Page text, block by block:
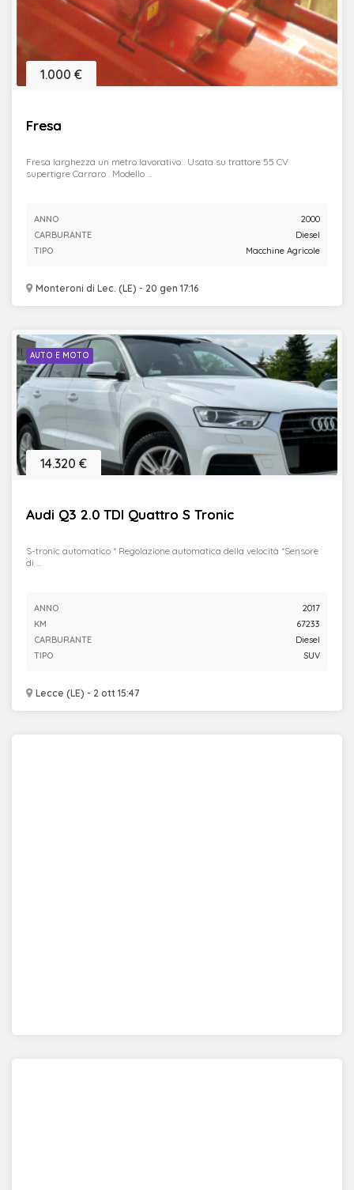
Fresa
Monteroni di Lec. (LE) - 20 gen 17:16
1.000 €
Fresa larghezza un metro lavorativo . Usata su trattore 55 CV
supertigre Carraro . Modello ...
ANNO
2000
CARBURANTE
Diesel
TIPO
Macchine Agricole
AUTO E MOTO
Audi Q3 2.0 TDI Quattro S Tronic
Lecce (LE) - 2 ott 15:47
14.320 €
S-tronic automatico * Regolazione automatica della velocità *Sensore
di ...
ANNO
2017
KM
67233
CARBURANTE
Diesel
TIPO
SUV